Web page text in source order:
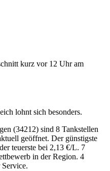
kurz vor 12 Uhr am
lohnt sich besonders.
(34212) sind 8 Tankstellen
geöffnet. Der günstigste
teuerste bei 2,13 €/L. 7
in der Region. 4